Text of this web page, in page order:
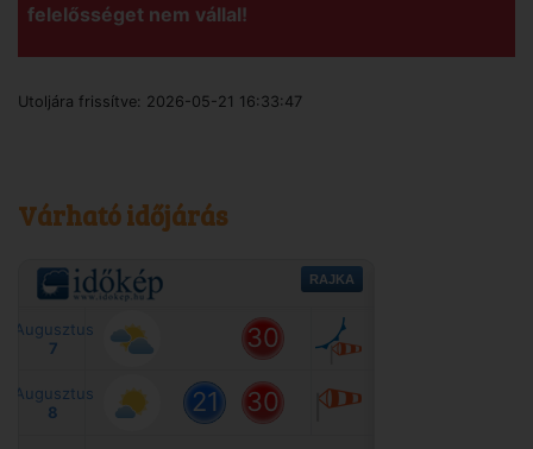
felelősséget nem vállal!
Utoljára frissítve: 2026-05-21 16:33:47
Várható időjárás